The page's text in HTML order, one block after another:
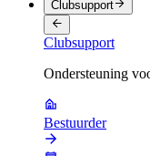
Clubsupport
Clubsupport
Ondersteuning
Bestuurder